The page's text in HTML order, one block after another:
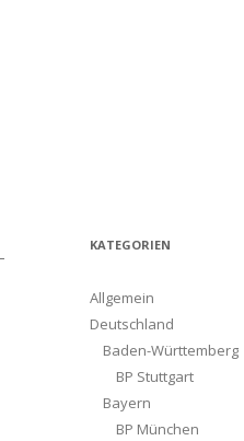
KATEGORIEN
Allgemein
Deutschland
Baden-Württemberg
BP Stuttgart
Bayern
BP München